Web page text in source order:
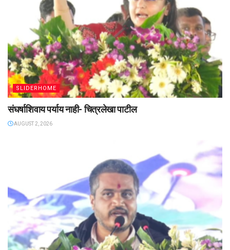
SLIDERHOME
संघर्षाशिवाय पर्याय नाही- चित्रलेखा पाटील
AUGUST 2, 2026